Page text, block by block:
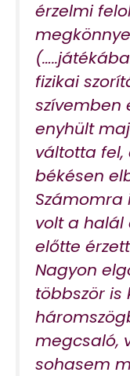
érzelmi
fizikai
szívemben
enyhült
váltotta fel,
békésen
volt a halál
előtte
Nagyon
többször is
megcsaló,
sohasem